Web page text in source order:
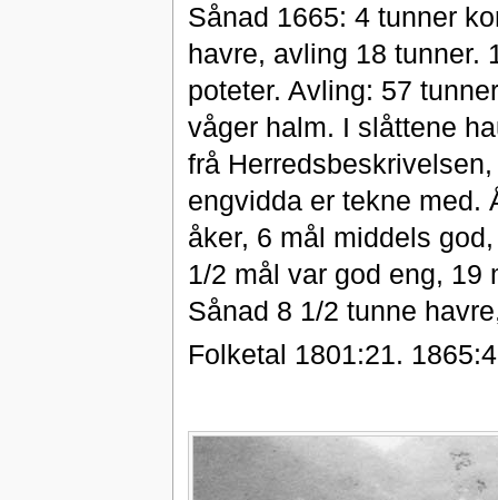
Sånad 1665: 4 tunner
havre, avling 18 tunner.
poteter. Avling: 57
våger halm. I slåttene
frå
engvidda er tekne med.
åker, 6 mål middels
1/2 mål var god eng, 19
Sånad 8 1/2 tunne
Folketal 1801:21.